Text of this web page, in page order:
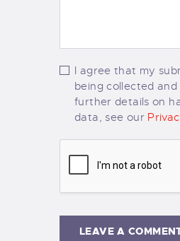
I agree that my
being collected
further details on
data, see our